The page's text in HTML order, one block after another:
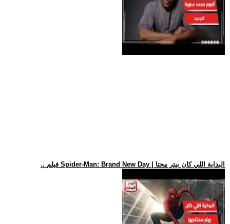
.. فيلم Spider-Man: Brand New Day | البداية اللي كان بيتر محتا